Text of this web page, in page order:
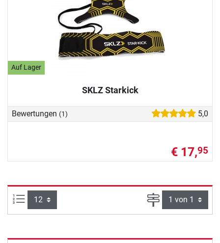
Auf Lager
SKLZ Starkick
Bewertungen (1) 5,0
€ 17,95
Artikel pro Seite: Seite